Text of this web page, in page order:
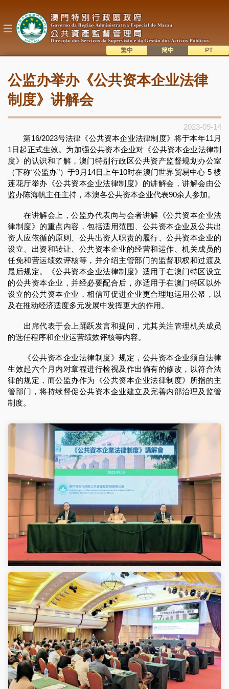
到
内
目
錄
公监办举办《公共资本企业法律
制度》讲解会
2023-09-14
第16/2023号法律《公共资本企业法律制度》将于本年11月
1日起正式生效。为加强公共资本企业对《公共资本企业法律制
度》的认识和了解，澳门特别行政区公共资产监督规划办公室
（下称“公监办”）于9月14日上午10时在澳门世界贸易中心 5 楼
莲花厅举办《公共资本企业法律制度》的讲解会，讲解会由公
监办陈海帆主任主持，本澳各公共资本企业代表90余人参加。
在讲解会上，公监办代表向与会者讲解《公共资本企业法
律制度》的重点内容，包括适用范围、公共资本企业及公共出
资人应依循的原则、公共出资人职责的履行、公共资本企业的
设立、出资和转让、公共资本企业的经营和运作、机关成员的
任免和营运绩效评核等，并介绍主管部门的监督职权和过渡及
最后规定。《公共资本企业法律制度》适用于在澳门特区设立
的公共资本企业，并经必要配合后，亦适用于在澳门特区以外
设立的公共资本企业，相信可促进企业更合理地运用公帑，以
及在推动经济适度多元发展中发挥更大的作用。
出席代表于会上踊跃发言和提问，尤其关注管理机关成员
的选任程序和企业运营绩效评核等内容。
《公共资本企业法律制度》规定，公共资本企业须自法律
生效起六个月内对章程进行检视及作出倘有的修改，以符合法
律的规定，而公监办作为《公共资本企业法律制度》所指的主
管部门，将持续督促公共资本企业建立及完善内部治理及监管
制度。